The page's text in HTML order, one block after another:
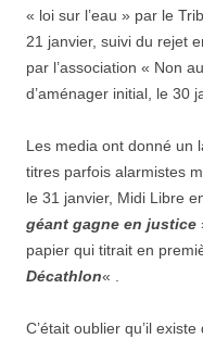
« loi sur l’eau » par le
21 janvier, suivi du rejet
par l’association « Non
d’aménager initial, le 30
Les media ont donné un
titres parfois alarmistes
le 31 janvier, Midi Libre
géant gagne en justice
papier qui titrait en
Décathlon« .
C’était oublier qu’il